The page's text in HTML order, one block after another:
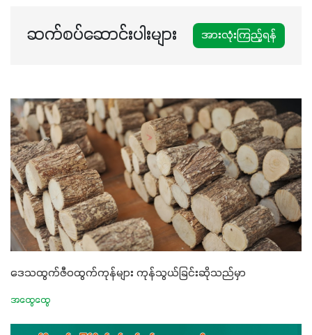
ဆက်စပ်ဆောင်းပါးများ အားလုံးကြည့်ရန်
ဒေသထွက်ဇီဝထွက်ကုန်များ ကုန်သွယ်ခြင်းဆိုသည်မှာ
အထွေထွေ